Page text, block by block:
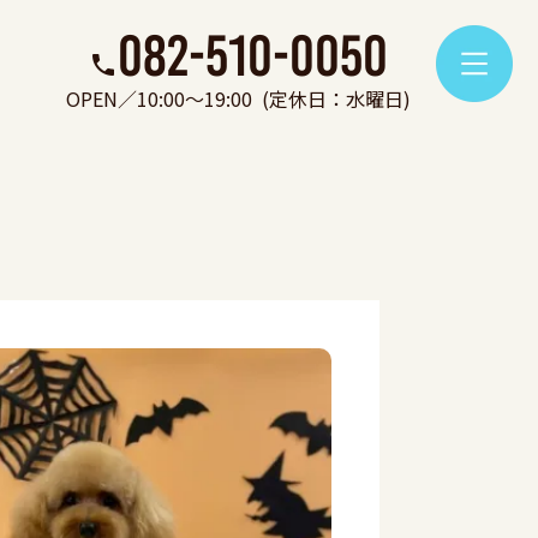
082-510-0050
OPEN／10:00～19:00 (定休日：水曜日)